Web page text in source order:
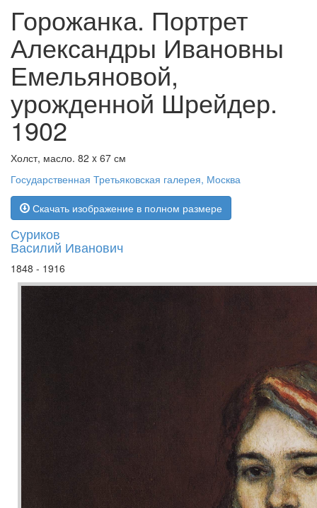
Горожанка. Портрет
Александры Ивановны
Емельяновой,
урожденной Шрейдер.
1902
Холст, масло. 82 x 67 см
Государственная Третьяковская галерея, Москва
Скачать изображение в полном размере
Суриков
Василий Иванович
1848 - 1916